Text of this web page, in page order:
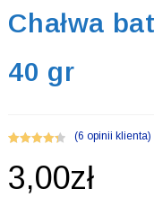
Chałwa
40 gr
4.33
na 5
na
(6 opinii klienta)
3,00zł